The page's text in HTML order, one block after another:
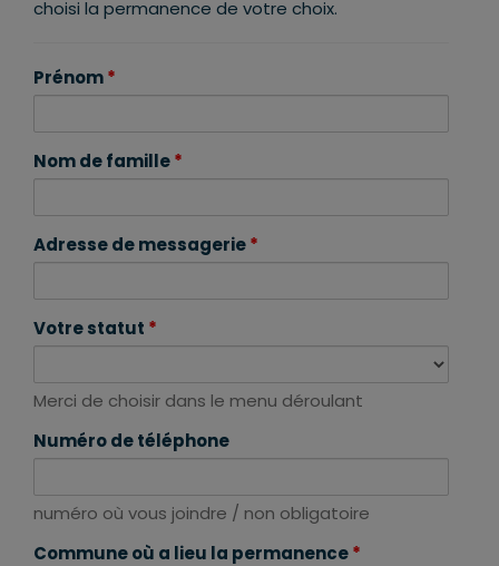
choisi la permanence de votre choix.
Prénom*
Nom de famille*
Adresse de messagerie*
Votre statut *
Merci de choisir dans le menu déroulant
Numéro de téléphone
numéro où vous joindre / non obligatoire
Commune où a lieu la permanence*